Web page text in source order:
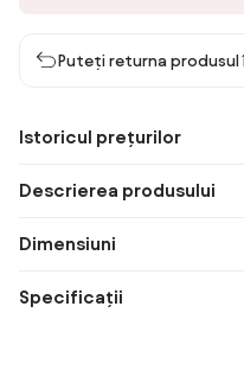
Puteți returna produsul
Istoricul prețurilor
Descrierea produsului
Dimensiuni
Specificații